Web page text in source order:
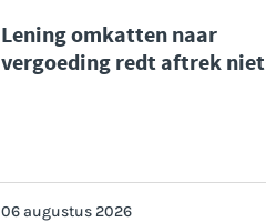
Lening omkatten naar
vergoeding redt aftrek niet
06 augustus 2026